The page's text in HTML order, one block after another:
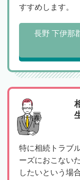
すすめします。
長野 下伊那
特に相続トラブ
ーズにおこない
したいという場